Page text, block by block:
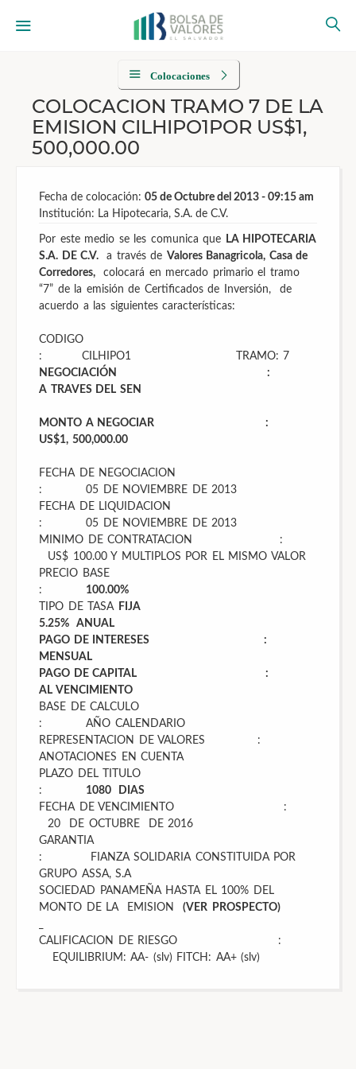
Colocaciones
COLOCACION TRAMO 7 DE LA
EMISION CILHIPO1POR US$1,
500,000.00
Fecha de colocación: 05 de Octubre del 2013 - 09:15 am
Institución: La Hipotecaria, S.A. de C.V.
Por este medio se les comunica que
LA HIPOTECARIA
S.A. DE C.V.
a través de Valores Banagricola, Casa de
Corredores,
colocará en mercado primario el tramo
“7” de la emisión de Certificados de Inversión, de
acuerdo a las siguientes características:
CODIGO
: CILHIPO1 TRAMO: 7
NEGOCIACIÓN :
A TRAVES DEL SEN
MONTO A NEGOCIAR :
US$1, 500,000.00
FECHA DE NEGOCIACION
: 05 DE NOVIEMBRE DE 2013
FECHA DE LIQUIDACION
: 05 DE NOVIEMBRE DE 2013
MINIMO DE CONTRATACION :
US$ 100.00 Y MULTIPLOS POR EL MISMO VALOR
PRECIO BASE
: 100.00%
TIPO DE TASA FIJA
5.25% ANUAL
PAGO DE INTERESES :
MENSUAL
PAGO DE CAPITAL :
AL VENCIMIENTO
BASE DE CALCULO
: AÑO CALENDARIO
REPRESENTACION DE VALORES :
ANOTACIONES EN CUENTA
PLAZO DEL TITULO
: 1080 DIAS
FECHA DE VENCIMIENTO :
20 DE OCTUBRE DE 2016
GARANTIA
: FIANZA SOLIDARIA CONSTITUIDA POR
GRUPO ASSA, S.A
SOCIEDAD PANAMEÑA HASTA EL 100% DEL
MONTO DE LA EMISION (VER PROSPECTO)
CALIFICACION DE RIESGO :
EQUILIBRIUM: AA- (slv) FITCH: AA+ (slv)